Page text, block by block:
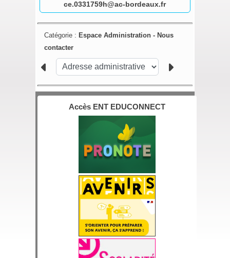
Accès ENT EDUCONNECT
ce.0331759h@ac-bordeaux.fr
Catégorie : Espace Administration - Nous
contacter